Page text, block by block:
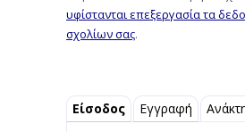
υφίστανται επεξεργασία τα
σχολίων σας.
Είσοδος Εγγραφή